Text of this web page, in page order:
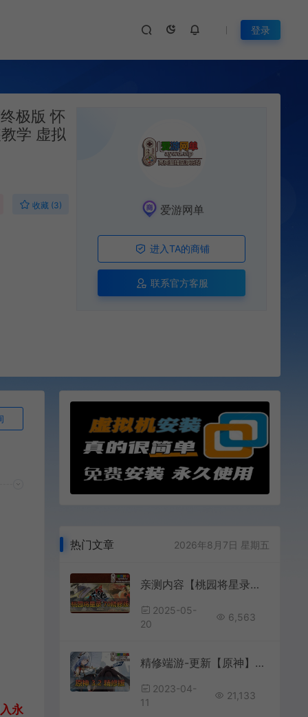
登录
极版 怀
学 虚拟
收藏 (3) 爱游网单
进入TA的商铺
联系官方客服
永
热门文章 2026年8月7日 星期五
亲测内容【桃园将星录】70级精修版带GM后台虚拟机一键端视频安装教学爱游网单整理Q版回合制经典网游单机版
2025-05-
20
6,563
精修端游-更新【原神】3.2单机版完善任务剧情GM工具保姆级视频安装和GM教程
2023-04-
11
21,133